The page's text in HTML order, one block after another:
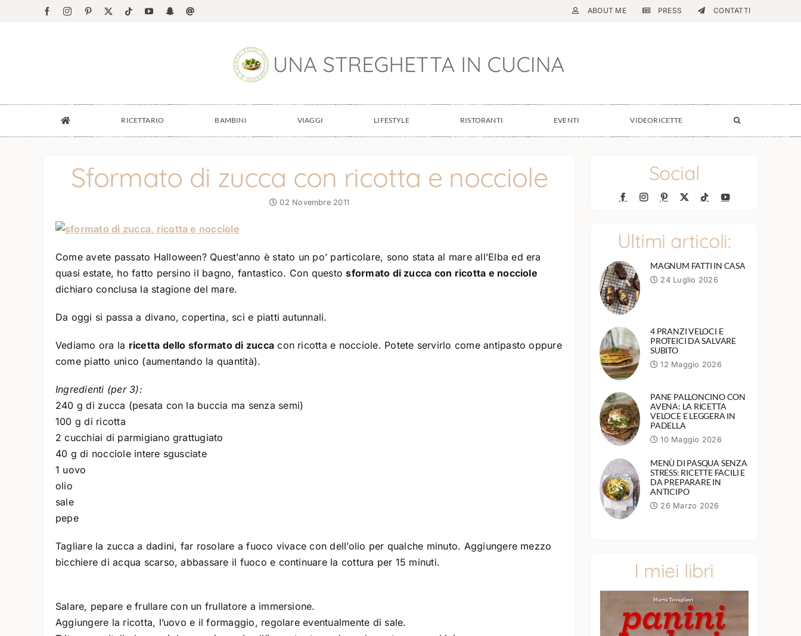
FacebookInstagramPinterest TiktokYouTubeSnapchatEmail ABOUT ME PRESS CONTATTI
RICETTARIO BAMBINI VIAGGI LIFESTYLE RISTORANTI EVENTI VIDEORICETTE
Sformato di zucca con ricotta e nocciole
02 Novembre 2011
Come avete passato Halloween? Quest’anno è stato un po’ particolare, sono stata al mare all’Elba ed era
quasi estate, ho fatto persino il bagno, fantastico. Con questosformato di zucca con ricotta e nocciole
dichiaro conclusa la stagione del mare.
Da oggi si passa a divano, copertina, sci e piatti autunnali.
Vediamo ora la ricetta dello sformato di zucca con ricotta e nocciole. Potete servirlo come antipasto oppure
come piatto unico (aumentando la quantità).
Ingredienti (per 3):
240 g di zucca (pesata con la buccia ma senza semi)
100 g di ricotta
2 cucchiai di parmigiano grattugiato
40 g di nocciole intere sgusciate
1 uovo
olio
sale
pepe
Tagliare la zucca a dadini, far rosolare a fuoco vivace con dell’olio per qualche minuto. Aggiungere mezzo
bicchiere di acqua scarso, abbassare il fuoco e continuare la cottura per 15 minuti.
Salare, pepare e frullare con un frullatore a immersione.
Aggiungere la ricotta, l’uovo e il formaggio, regolare eventualmente di sale.
Social
Ultimi articoli:
MAGNUM FATTI IN CASA
24 Luglio 2026
4 PRANZI VELOCI E
PROTEICI DA SALVARE
SUBITO
12 Maggio 2026
PANE PALLONCINO CON
AVENA: LA RICETTA
VELOCE E LEGGERA IN
PADELLA
10 Maggio 2026
MENÙ DI PASQUA SENZA
STRESS: RICETTE FACILI E
DA PREPARARE IN
ANTICIPO
26 Marzo 2026
I miei libri